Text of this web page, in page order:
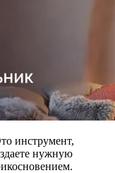
инструмент,
нужную